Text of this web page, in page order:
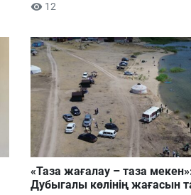
12
«Таза жағалау – таза
Дубыгалы көлінің жағасын